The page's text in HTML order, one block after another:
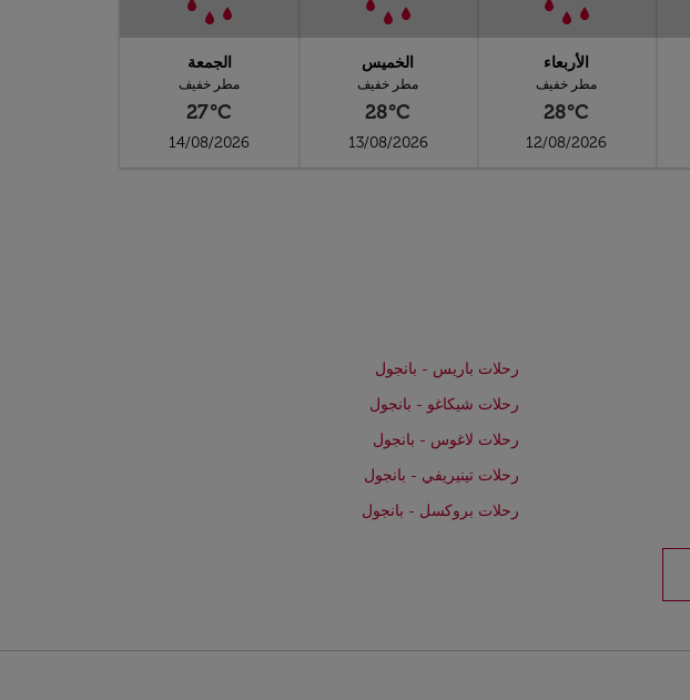
الأربعاء
مطر خفيف
28°C
12/08/2026
الخميس
مطر خفيف
28°C
13/08/2026
الجمعة
مطر خفيف
27°C
14/08/2026
رحلات باريس - بانجول
رحلات شيكاغو - بانجول
رحلات لاغوس - بانجول
رحلات تينيريفي - بانجول
رحلات بروكسل - بانجول